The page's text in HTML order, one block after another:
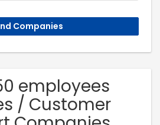
employees
/ Customer